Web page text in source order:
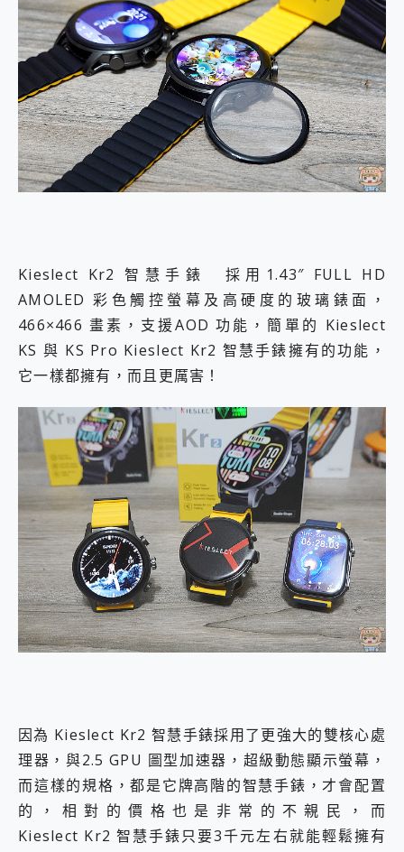
Kieslect Kr2 智慧手錶 採用1.43″ FULL HD
AMOLED 彩色觸控螢幕及高硬度的玻璃錶面，
466×466 畫素，支援AOD 功能，簡單的 Kieslect
KS 與 KS Pro Kieslect Kr2 智慧手錶擁有的功能，
它一樣都擁有，而且更厲害！
因為 Kieslect Kr2 智慧手錶採用了更強大的雙核心處
理器，與2.5 GPU 圖型加速器，超級動態顯示螢幕，
而這樣的規格，都是它牌高階的智慧手錶，才會配置
的，相對的價格也是非常的不親民，而
Kieslect Kr2 智慧手錶只要3千元左右就能輕鬆擁有